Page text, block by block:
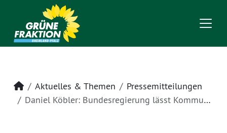
Startseite
Aktuelles & Themen
Pressemitteilungen
Daniel Köbler: Bundesregierung lässt Kommunen im Stich